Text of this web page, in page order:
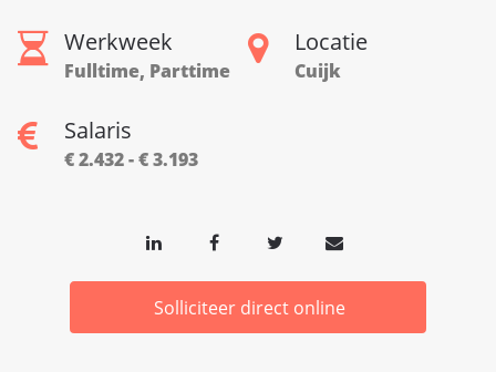
Werkweek
Fulltime, Parttime
Locatie
Cuijk
Salaris
€ 2.432 - € 3.193
Solliciteer direct online